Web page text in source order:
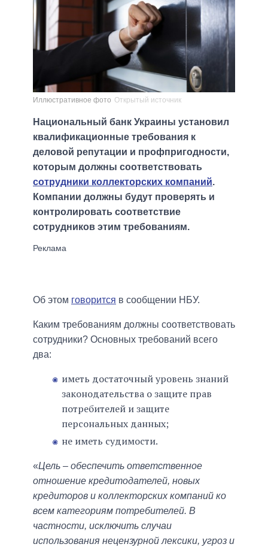
Иллюстративное фото Открытый источник
Национальный банк Украины установил
квалификационные требования к
деловой репутации и профпригодности,
которым должны соответствовать
сотрудники коллекторских компаний.
Компании должны будут проверять и
контролировать соответствие
сотрудников этим требованиям.
Об этом говорится в сообщении НБУ.
Каким требованиям должны соответствовать
сотрудники? Основных требований всего
два:
иметь достаточный уровень знаний
законодательства о защите прав
потребителей и защите
персональных данных;
не иметь судимости.
«Цель – обеспечить ответственное
отношение кредитодателей, новых
кредиторов и коллекторских компаний ко
всем категориям потребителей. В
частности, исключить случаи
использования нецензурной лексики, угроз и